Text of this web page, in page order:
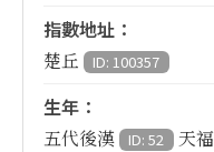
指數地址：
楚丘 ID: 100357
生年：
五代後漢 ID: 52 天福